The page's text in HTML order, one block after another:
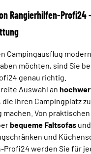
Rangierhilfen-Profi24
Campingausflug
möchten, sind Sie
genau richtig.
Auswahl an
, die Ihren Campingplatz
Von praktischen
bequeme Faltsofas
und
Profi24 werden Sie für